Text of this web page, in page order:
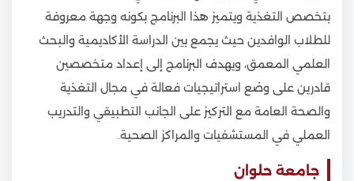
بتخصص التغذية ويتميز هذا البرنامج بكونه وجهة معروفة
للطلاب الوافدين حيث يجمع بين الدراسة الأكاديمية والبحث
العلمي المعمق، ويهدف البرنامج إلى إعداد متخصصين
قادرين على وضع استراتيجيات فعالة في مجال التغذية
والصحة العامة مع التركيز على الجانب التطبيقي والتدريب
العملي في المستشفيات والمراكز الصحية.
جامعة حلوان